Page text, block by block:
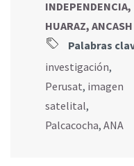
INDEPENDENCIA,
HUARAZ, ANCASH
Palabras
investigación,
Perusat, imagen
satelital,
Palcacocha, ANA